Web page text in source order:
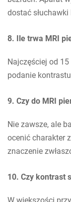
dostać
8. Ile trwa MRI
Najczęściej od
podanie
9. Czy do MRI
Nie zawsze, ale
ocenić charakter
znaczenie
10. Czy kontrast